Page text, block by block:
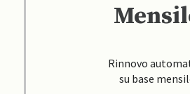
Rinnovo
su base